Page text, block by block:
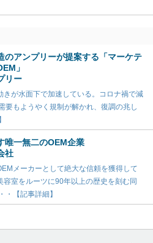
のアンプリーが提案する「マーケテ
」
リー
きが水面下で加速している。コロナ禍で減
要もようやく規制が解かれ、復調の兆し
唯一無二のOEM企業
社
メーカーとして絶大な信頼を獲得して
容室をルーツに90年以上の歴史を刻む同
・【記事詳細】